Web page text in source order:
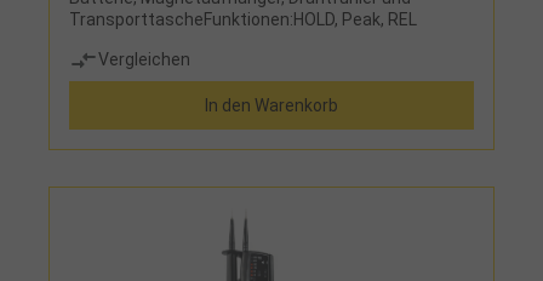
TransporttascheFunktionen:HOLD, Peak, REL
Vergleichen
In den Warenkorb